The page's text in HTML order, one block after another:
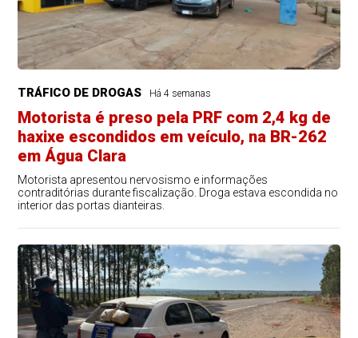
TRÁFICO DE DROGAS Há 4 semanas
Motorista é preso pela PRF com 2,4 kg de
haxixe escondidos em veículo, na BR-262
em Água Clara
Motorista apresentou nervosismo e informações
contraditórias durante fiscalização. Droga estava escondida no
interior das portas dianteiras.